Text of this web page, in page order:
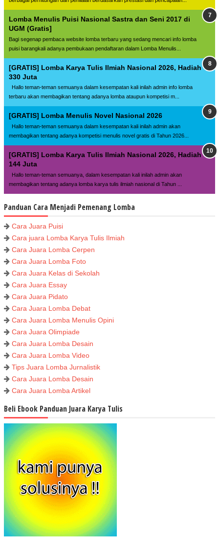
Lomba Menulis Puisi Nasional Sastra dan Seni 2017 di
UGM (Gratis]
Bagi segenap pembaca website lomba terbaru yang sedang mencari info lomba
puisi barangkali adanya pembukaan pendaftaran dalam Lomba Menulis...
[GRATIS] Lomba Karya Tulis Ilmiah Nasional 2026, Hadiah
330 Juta
Hallo teman-teman semuanya dalam kesempatan kali inilah admin info lomba
terbaru akan membagikan tentang adanya lomba ataupun kompetisi m...
[GRATIS] Lomba Menulis Novel Nasional 2026
Hallo teman-teman semuanya dalam kesempatan kali inilah admin akan
membagikan tentang adanya kompetisi menulis novel gratis di Tahun 2026...
[GRATIS] Lomba Karya Tulis Ilmiah Nasional 2026, Hadiah
144 Juta
Hallo teman-teman semuanya, dalam kesempatan kali inilah admin akan
membagikan tentang adanya lomba karya tulis ilmiah nasional di Tahun ...
Panduan Cara Menjadi Pemenang Lomba
Cara Juara Puisi
Cara juara Lomba Karya Tulis Ilmiah
Cara Juara Lomba Cerpen
Cara Juara Lomba Foto
Cara Juara Kelas di Sekolah
Cara Juara Essay
Cara Juara Pidato
Cara Juara Lomba Debat
Cara Juara Lomba Menulis Opini
Cara Juara Olimpiade
Cara Juara Lomba Desain
Cara Juara Lomba Video
Tips Juara Lomba Jurnalistik
Cara Juara Lomba Desain
Cara Juara Lomba Artikel
Beli Ebook Panduan Juara Karya Tulis